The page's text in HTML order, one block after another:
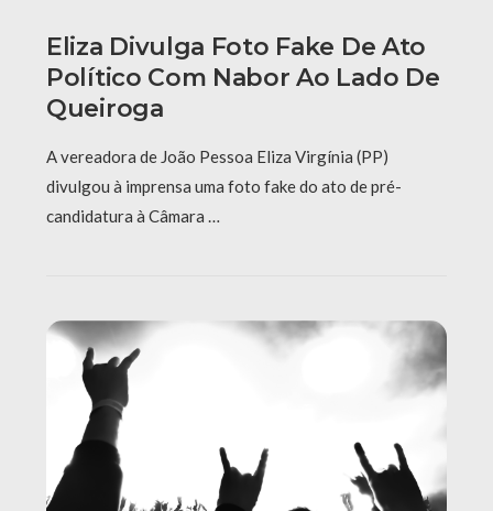
Eliza Divulga Foto Fake De Ato
Político Com Nabor Ao Lado De
Queiroga
A vereadora de João Pessoa Eliza Virgínia (PP)
divulgou à imprensa uma foto fake do ato de pré-
candidatura à Câmara …